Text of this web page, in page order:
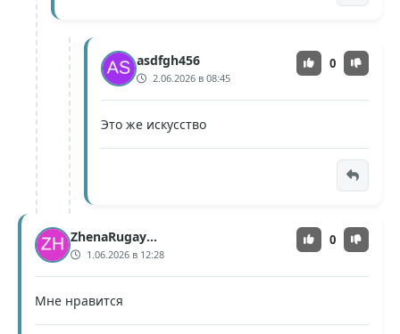
asdfgh456
2.06.2026 в 08:45
0
Это же искусство
ZhenaRugayetsya
1.06.2026 в 12:28
0
Мне нравится